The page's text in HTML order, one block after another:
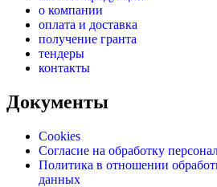
о компании
оплата и доставка
получение гранта
тендеры
контакты
Документы
Cookies
Согласие на обработку
Политика в отношении
данных